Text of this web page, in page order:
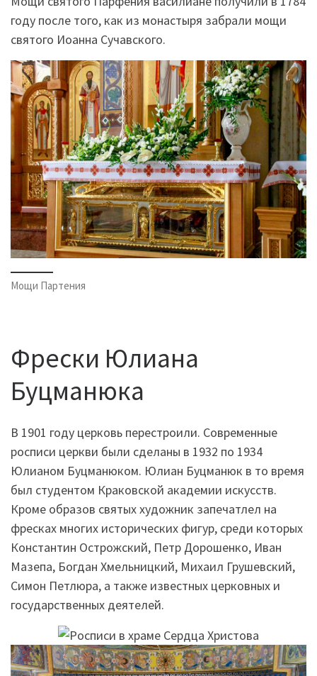
году после того, как из монастыря забрали мощи
святого Иоанна Сучавского.
Мощи Партения
Фрески Юлиана
Буцманюка
В 1901 году церковь перестроили. Современные
росписи церкви были сделаны в 1932 по 1934
Юлианом Буцманюком. Юлиан Буцманюк в то время
был студентом Краковской академии искусств.
Кроме образов святых художник запечатлел на
фресках многих исторических фигур, среди которых
Константин Острожский, Петр Дорошенко, Иван
Мазепа, Богдан Хмельницкий, Михаил Грушевский,
Симон Петлюра, а также известных церковных и
государственных деятелей.